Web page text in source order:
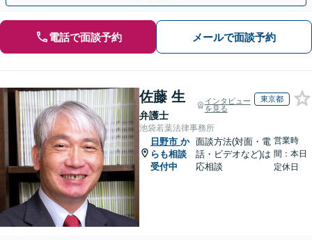
電話で面談予約 メールで面談予約
佐藤 生
弁護士
インタビュー
を見る
東京都
池袋若葉法律事務所
日野市 か
らも相談
受付中
面談方法(対面・電
話・ビデオなど)は
応相談
営業時
間：本日
定休日